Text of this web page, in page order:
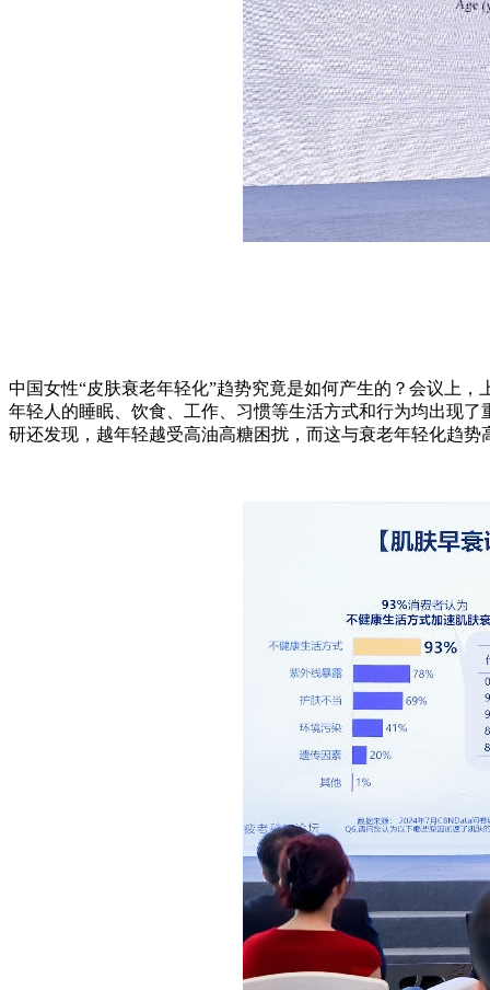
中国女性“皮肤衰老年轻化”趋势究竟是如何产生的？会议上
年轻人的睡眠、饮食、工作、习惯等生活方式和行为均出现
研还发现，越年轻越受高油高糖困扰，而这与衰老年轻化趋